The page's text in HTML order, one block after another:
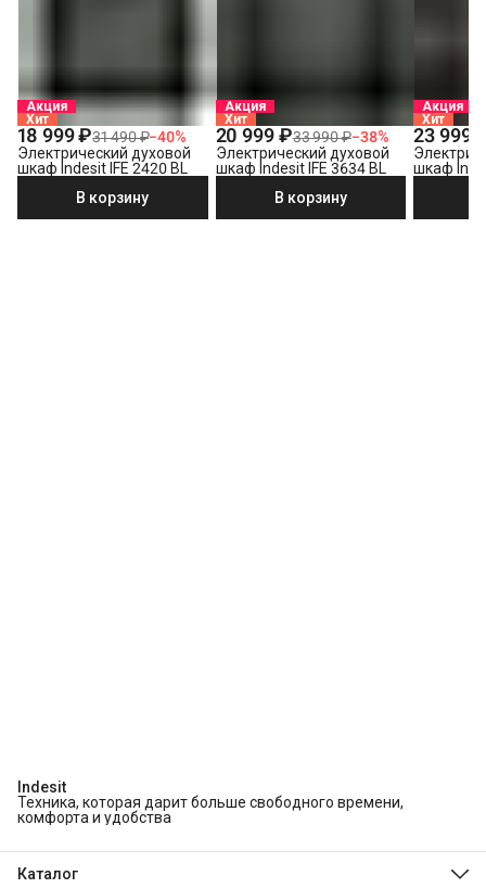
Акция
Хит
18 999 ₽31 490 ₽−40%
Электрический духовой
шкаф Indesit IFE 2420 BL
В корзину
Акция
Хит
20 999 ₽33 990 ₽−38%
Электрический духовой
шкаф Indesit IFE 3634 BL
В корзину
Акция
Хит
23 999
шкаф
Indesit
Техника, которая дарит больше свободного времени,
комфорта и удобства
Каталог